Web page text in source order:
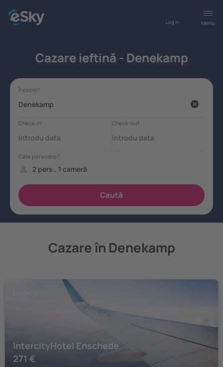
Meniu
Log in
Cazare ieftină - Denekamp
Cazare în Denekamp
IntercityHotel Enschede
271 €